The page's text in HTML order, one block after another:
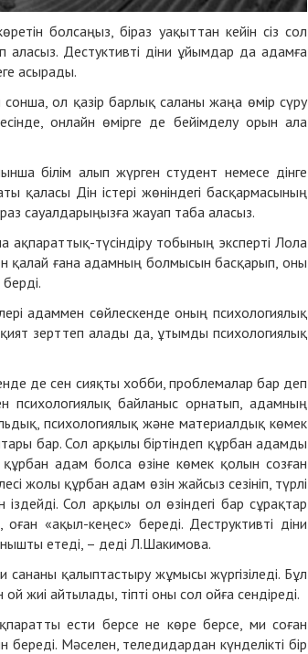
болсаңыз, біраз уақыттан кейін сіз сол
Дестуктивті діни ұйымдар да адамға
асырады.
ол қазір барлық саланы жаңа өмір сүру
онлайн өмірге де бейімделу орын ала
білім алып жүрген студент немесе дінге
қаласы Дін істері жөніндегі басқармасының
сауалдарыңызға жауап таба аласыз.
түсіндіру тобының эксперті Лола
қалай ғана адамның болмысын басқарып, оны
адаммен сөйлескенде оның психологиялық
зерттеп алады да, ұтымды психологиялық
де сен сияқты хобби, проблемалар бар деп
байланыс орнатып, адамның
психологиялық және материалдық көмек
бар. Сол арқылы біртіндеп құрбан адамды
адам болса өзіне көмек қолын созған
жолы құрбан адам өзін жайсыз сезініп, түрлі
Сол арқылы ол өзіндегі бар сұрақтар
«ақыл-кеңес» береді. Деструктивті діни
етеді, – деді Л.Шакимова.
сананы қалыптастыру жұмысы жүргізіледі. Бұл
жиі айтылады, тіпті оны сол ойға сендіреді.
ести берсе не көре берсе, ми соған
береді. Мәселен, теледидардан күнделікті бір